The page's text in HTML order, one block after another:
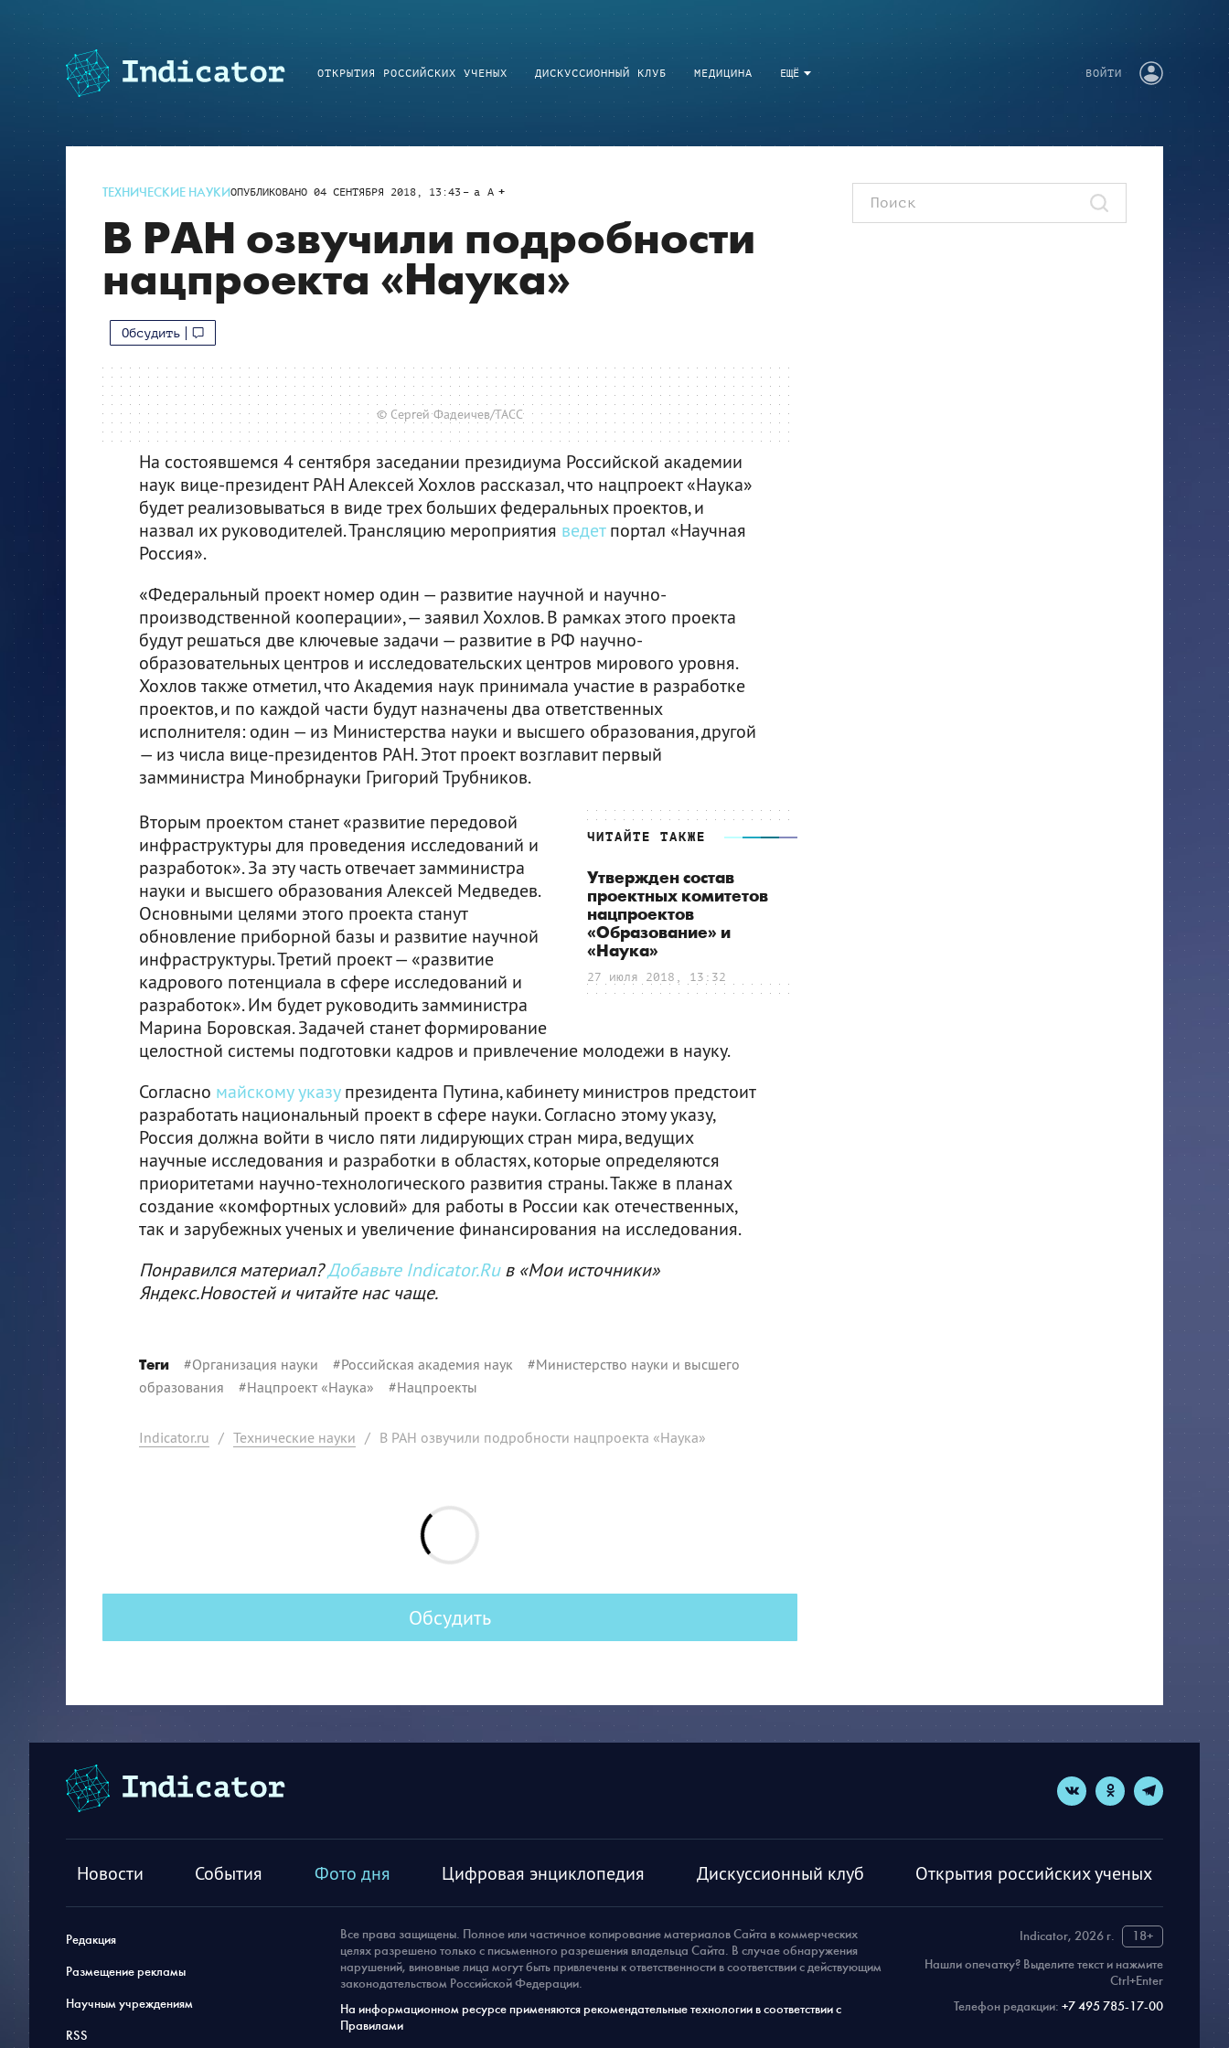
ЕЩЁ
ОТКРЫТИЯ РОССИЙСКИХ УЧЕНЫХ ДИСКУССИОННЫЙ КЛУБ МЕДИЦИНА ВОЙТИ
ТЕХНИЧЕСКИЕ НАУКИОПУБЛИКОВАНО 04 СЕНТЯБРЯ 2018, 13:43 a A
В РАН озвучили подробности
нацпроекта «Наука»
Обсудить
© Сергей Фадеичев/ТАСС
На состоявшемся 4 сентября заседании президиума Российской академии
наук вице-президент РАН Алексей Хохлов рассказал, что нацпроект «Наука»
будет реализовываться в виде трех больших федеральных проектов, и
назвал их руководителей. Трансляцию мероприятия ведетпортал «Научная
Россия».
«Федеральный проект номер один — развитие научной и научно-
производственной кооперации», — заявил Хохлов. В рамках этого проекта
будут решаться две ключевые задачи — развитие в РФ научно-
образовательных центров и исследовательских центров мирового уровня.
Хохлов также отметил, что Академия наук принимала участие в разработке
проектов, и по каждой части будут назначены два ответственных
исполнителя: один — из Министерства науки и высшего образования, другой
— из числа вице-президентов РАН. Этот проект возглавит первый
замминистра Минобрнауки Григорий Трубников.
ЧИТАЙТЕ ТАКЖЕ
Утвержден состав
проектных комитетов
нацпроектов
«Образование» и
«Наука»
27 июля 2018, 13:32
Вторым проектом станет «развитие передовой
инфраструктуры для проведения исследований и
разработок». За эту часть отвечает замминистра
науки и высшего образования Алексей Медведев.
Основными целями этого проекта станут
обновление приборной базы и развитие научной
инфраструктуры. Третий проект — «развитие
кадрового потенциала в сфере исследований и
разработок». Им будет руководить замминистра
Марина Боровская. Задачей станет формирование
целостной системы подготовки кадров и привлечение молодежи в науку.
Согласно майскому указупрезидента Путина, кабинету министров предстоит
разработать национальный проект в сфере науки. Согласно этому указу,
Россия должна войти в число пяти лидирующих стран мира, ведущих
научные исследования и разработки в областях, которые определяются
приоритетами научно-технологического развития страны. Также в планах
создание «комфортных условий» для работы в России как отечественных,
так и зарубежных ученых и увеличение финансирования на исследования.
Понравился материал?Добавьте Indicator.Ruв «Мои источники»
Яндекс.Новостей и читайте нас чаще.
Теги #Организация науки #Российская академия наук #Министерство науки и высшего
образования #Нацпроект «Наука» #Нацпроекты
Indicator.ru / Технические науки / В РАН озвучили подробности нацпроекта «Наука»
Обсудить
Новости События Фото дня Цифровая энциклопедия Дискуссионный клуб Открытия российских ученых
Редакция
Размещение рекламы
Научным учреждениям
RSS
Indicator, 2026 г.
18+
Нашли опечатку? Выделите текст и нажмите
Ctrl+Enter
Телефон редакции: +7 495 785-17-00
Все права защищены. Полное или частичное копирование материалов Сайта в коммерческих
целях разрешено только с письменного разрешения владельца Сайта. В случае обнаружения
нарушений, виновные лица могут быть привлечены к ответственности в соответствии с действующим
законодательством Российской Федерации.
На информационном ресурсе применяются рекомендательные технологии в соответствии с
Правилами